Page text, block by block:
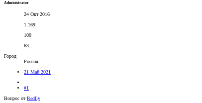
Administrator
24 Окт 2016
1.169
100
63
Город
Россия
21 Май 2021
#1
Вопрос отRedlly